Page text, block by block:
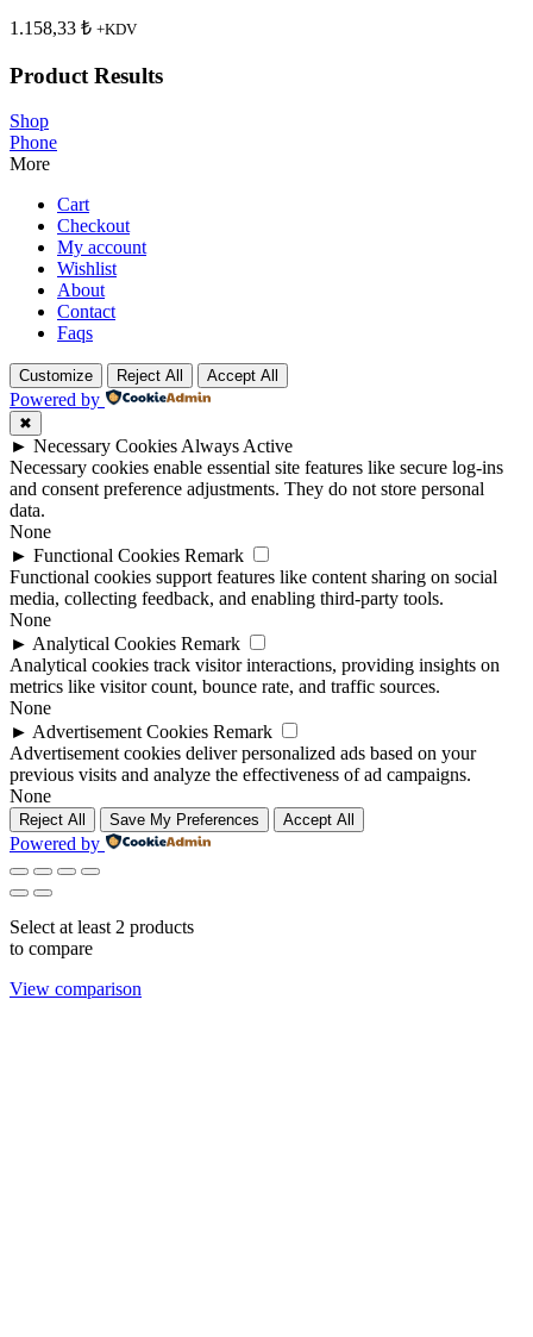
1.158,33 ₺ +KDV
Product Results
Shop
Phone
More
Cart
Checkout
My account
Wishlist
About
Contact
Faqs
Customize Reject All Accept All
Powered by
✖
► Necessary Cookies Always Active
Necessary cookies enable essential site features like secure log-ins
and consent preference adjustments. They do not store personal
data.
None
► Functional Cookies Remark
Functional cookies support features like content sharing on social
media, collecting feedback, and enabling third-party tools.
None
► Analytical Cookies Remark
Analytical cookies track visitor interactions, providing insights on
metrics like visitor count, bounce rate, and traffic sources.
None
► Advertisement Cookies Remark
Advertisement cookies deliver personalized ads based on your
previous visits and analyze the effectiveness of ad campaigns.
None
Reject All Save My Preferences Accept All
Powered by
Select at least 2 products
to compare
View comparison